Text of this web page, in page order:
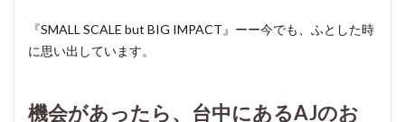
『SMALL SCALE but BIG IMPACT』ーー今でも、ふとした時
に思い出しています。
機会があったら、台中にあるAJのお